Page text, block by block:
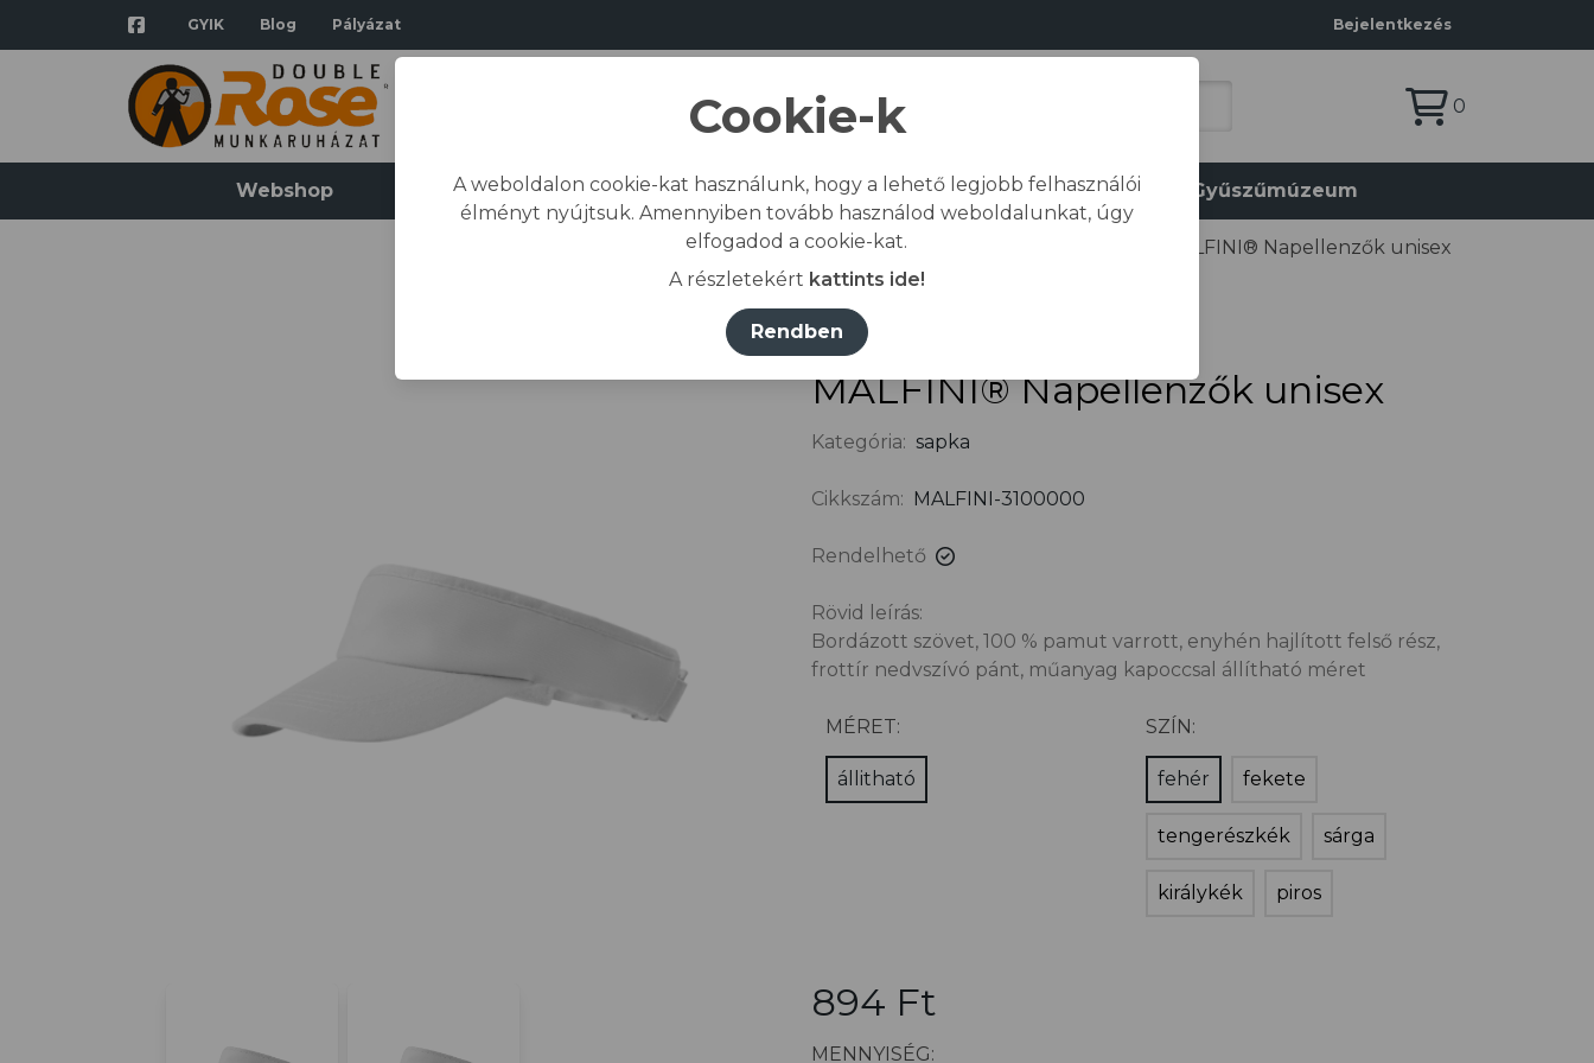
GYIK Blog Pályázat Bejelentkezés
0
Webshop Katalógus Bemutatkozás Gyártás Kapcsolat Gyűszűmúzeum
Kezdőlap / Összes termék / MALFINI® Napellenzők unisex
MALFINI® Napellenzők unisex
Kategória: sapka
Cikkszám: MALFINI-3100000
Rendelhető
Rövid leírás:
Bordázott szövet, 100 % pamut varrott, enyhén hajlított felső rész,
frottír nedvszívó pánt, műanyag kapoccsal állítható méret
MÉRET:
állitható
SZÍN:
fehér fekete
tengerészkék sárga
királykék piros
894 Ft
MENNYISÉG:
Cookie-k
A weboldalon cookie-kat használunk, hogy a lehető legjobb felhasználói
élményt nyújtsuk. Amennyiben tovább használod weboldalunkat, úgy
elfogadod a cookie-kat.
A részletekért kattints ide!
Rendben